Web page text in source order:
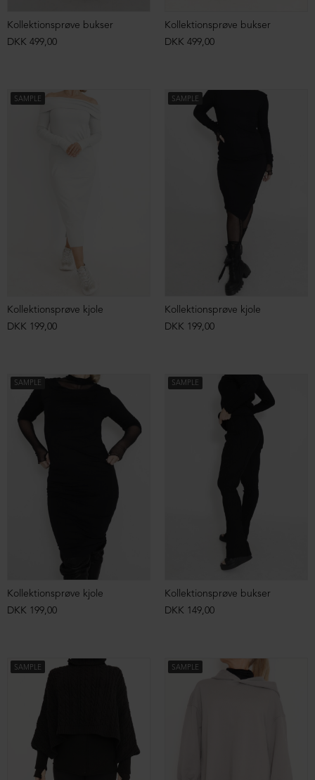
Kollektionsprøve bukser
DKK 499,00
Kollektionsprøve bukser
DKK 499,00
SAMPLE
Kollektionsprøve kjole
DKK 199,00
SAMPLE
Kollektionsprøve kjole
DKK 199,00
SAMPLE
Kollektionsprøve kjole
DKK 199,00
SAMPLE
Kollektionsprøve bukser
DKK 149,00
SAMPLE SAMPLE